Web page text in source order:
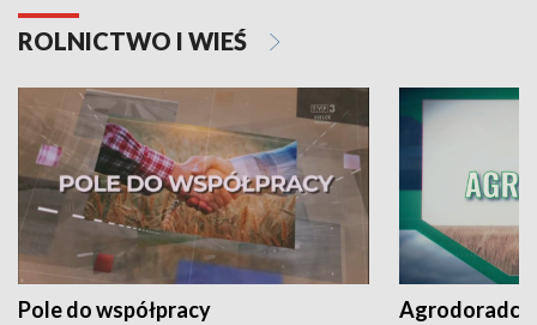
ROLNICTWO I WIEŚ
Pole do współpracy Agrodoradcy